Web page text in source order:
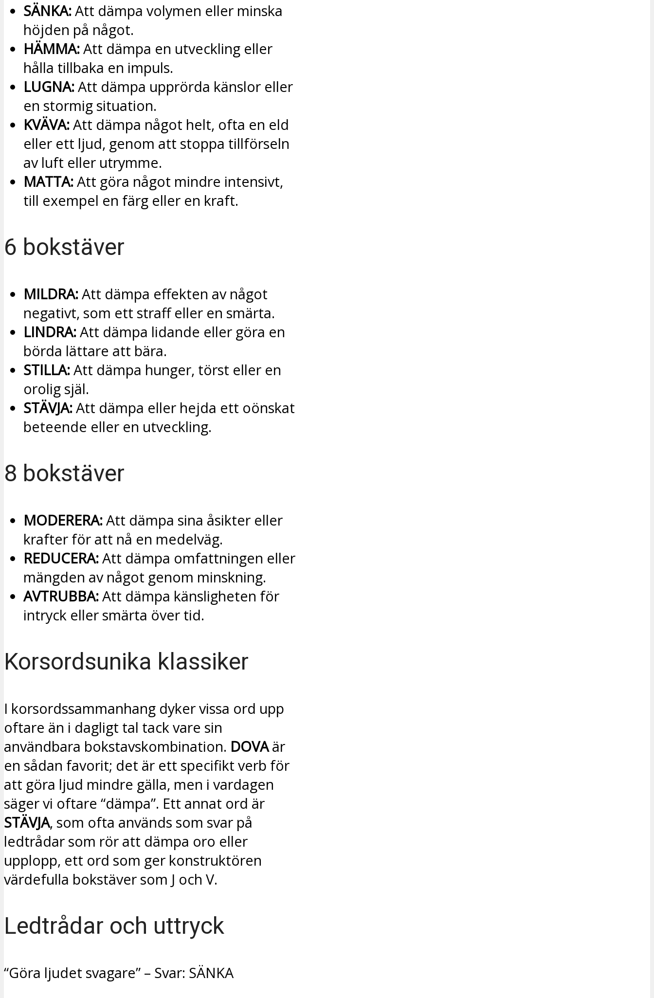
SÄNKA:Att dämpa volymen eller minska
höjden på något.
HÄMMA:Att dämpa en utveckling eller
hålla tillbaka en impuls.
LUGNA:Att dämpa upprörda känslor eller
en stormig situation.
KVÄVA:Att dämpa något helt, ofta en eld
eller ett ljud, genom att stoppa tillförseln
av luft eller utrymme.
MATTA:Att göra något mindre intensivt,
till exempel en färg eller en kraft.
6 bokstäver
MILDRA:Att dämpa effekten av något
negativt, som ett straff eller en smärta.
LINDRA:Att dämpa lidande eller göra en
börda lättare att bära.
STILLA:Att dämpa hunger, törst eller en
orolig själ.
STÄVJA:Att dämpa eller hejda ett oönskat
beteende eller en utveckling.
8 bokstäver
MODERERA:Att dämpa sina åsikter eller
krafter för att nå en medelväg.
REDUCERA:Att dämpa omfattningen eller
mängden av något genom minskning.
AVTRUBBA:Att dämpa känsligheten för
intryck eller smärta över tid.
Korsordsunika klassiker
I korsordssammanhang dyker vissa ord upp
oftare än i dagligt tal tack vare sin
användbara bokstavskombination. DOVAär
en sådan favorit; det är ett specifikt verb för
att göra ljud mindre gälla, men i vardagen
säger vi oftare “dämpa”. Ett annat ord är
STÄVJA, som ofta används som svar på
ledtrådar som rör att dämpa oro eller
upplopp, ett ord som ger konstruktören
värdefulla bokstäver som J och V.
Ledtrådar och uttryck
“Göra ljudet svagare” – Svar: SÄNKA